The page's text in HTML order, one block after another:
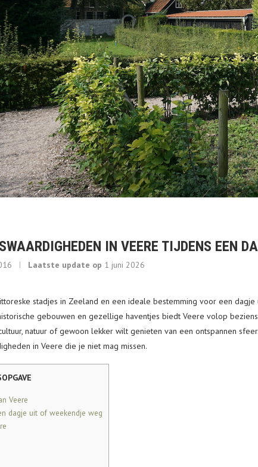
IN VEERE TIJDENS EEN
Laatste update op 1 juni 2026
stadjes in Zeeland en een ideale bestemming voor een
gebouwen en gezellige haventjes biedt Veere volop
natuur of gewoon lekker wilt genieten van een ontspannen
in Veere die je niet mag missen.
Veere
dagje uit of weekendje weg